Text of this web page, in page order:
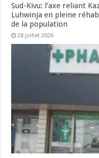
Sud-Kivu: l’axe reliant
Luhwinja en pleine
de la population
28 juillet 2026